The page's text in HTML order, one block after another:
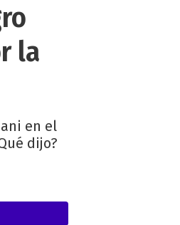
la
en el
dijo?